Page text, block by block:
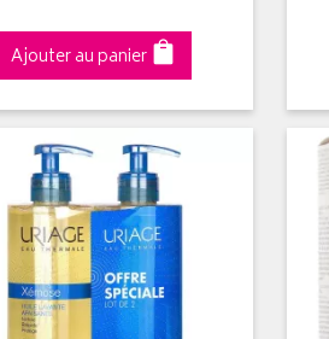
Ajouter au panier